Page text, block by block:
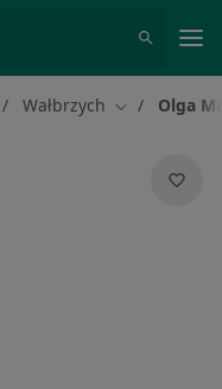
Wałbrzych Zmień miasto
Olga